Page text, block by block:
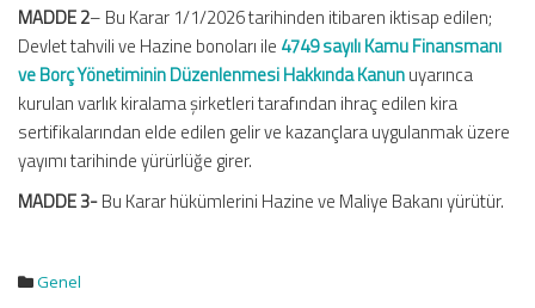
MADDE 2– Bu Karar 1/1/2026 tarihinden itibaren iktisap edilen;
Devlet tahvili ve Hazine bonoları ile 4749 sayılı Kamu Finansmanı
ve Borç Yönetiminin Düzenlenmesi Hakkında Kanunuyarınca
kurulan varlık kiralama şirketleri tarafından ihraç edilen kira
sertifikalarından elde edilen gelir ve kazançlara uygulanmak üzere
yayımı tarihinde yürürlüğe girer.
MADDE 3-Bu Karar hükümlerini Hazine ve Maliye Bakanı yürütür.
Genel